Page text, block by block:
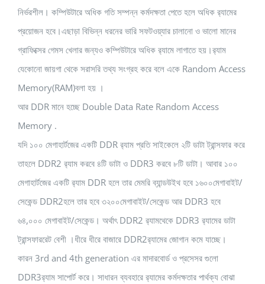
নির্ভরশীল। কম্পিউটারে অধিক গতি সম্পন্ন কর্মদক্ষতা পেতে হলে অধিক র‍্যামের
প্রয়োজন হবে।এছাড়া বিভিন্ন ধরনের ভারি সফটওয়্যার চালানো ও ভালো মানের
গ্রাফিক্সের গেমস খেলার জন্যও কম্পিউটারে অধিক র‍্যামে লাগাতে হয়।র‍্যাম
যেকোনো জায়গা থেকে সরাসরি তথ্য সংগ্রহ করে বলে একে Random Access
Memory(RAM)বলা হয় ।
আর DDR মানে হচ্ছে Double Data Rate Random Access
Memory .
যদি ১০০ মেগাহার্টজের একটি DDR র‍্যাম প্রতি সাইকেলে ২টি ডাটা ট্রান্সফার করে
তাহলে DDR2 র‍্যাম করবে ৪টি ডাটা ও DDR3 করবে ৮টি ডাটা। আবার ১০০
মেগাহার্টজের একটি র‍্যাম DDR হলে তার মেমরি ব্যান্ডউইথ হবে ১৬০০মেগাবাইট/
সেকেন্ড DDR2হলে তার হবে ৩২০০মেগাবাইট/সেকেন্ড আর DDR3 হবে
৬৪,০০০ মেগাবাইট/সেকেন্ড। অর্থাৎ DDR2 র‍্যামথেকে DDR3 র‍্যামের ডাটা
ট্রান্সফাররেট বেশী ।ধীরে ধীরে বাজারে DDR2র‍্যামের জোগান কমে যাচ্ছে।
কারন 3rd and 4th generation এর মাদারবোর্ড ও প্রসেসর গুলো
DDR3র‍্যাম সাপোর্ট করে। সাধারন ব্যবহারে র‍্যামের কর্মদক্ষতার পার্থক্য বোঝা